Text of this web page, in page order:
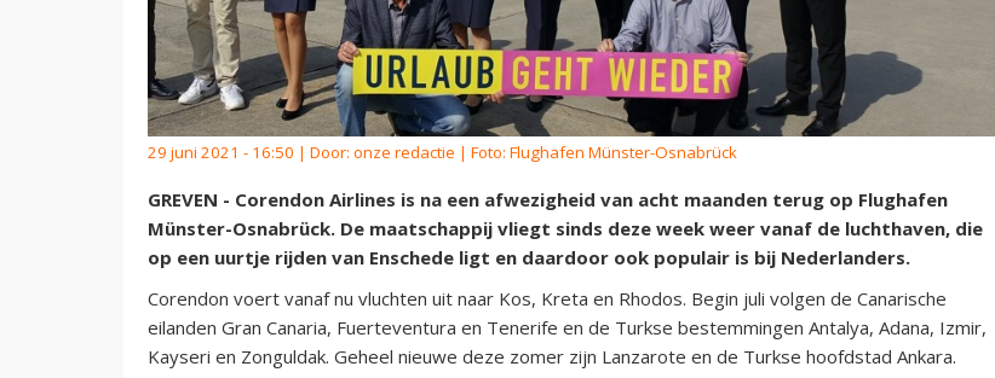
29 juni 2021 - 16:50 | Door: onze redactie | Foto: Flughafen Münster-Osnabrück
GREVEN - Corendon Airlines is na een afwezigheid van acht maanden terug op Flughafen
Münster-Osnabrück. De maatschappij vliegt sinds deze week weer vanaf de luchthaven, die
op een uurtje rijden van Enschede ligt en daardoor ook populair is bij Nederlanders.
Corendon voert vanaf nu vluchten uit naar Kos, Kreta en Rhodos. Begin juli volgen de Canarische
eilanden Gran Canaria, Fuerteventura en Tenerife en de Turkse bestemmingen Antalya, Adana, Izmir,
Kayseri en Zonguldak. Geheel nieuwe deze zomer zijn Lanzarote en de Turkse hoofdstad Ankara.